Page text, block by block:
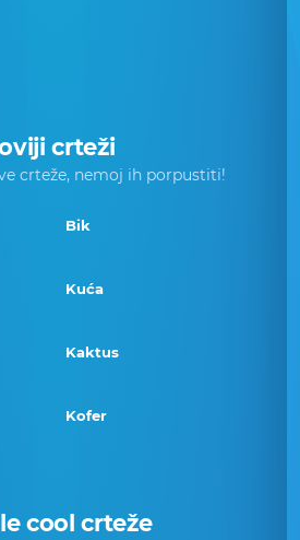
crteži
crteže, nemoj ih porpustiti!
Bik
Kuća
Kaktus
Kofer
cool crteže